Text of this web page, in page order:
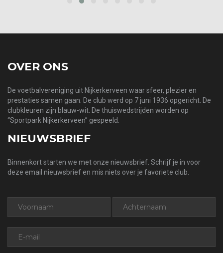
OVER ONS
De voetbalvereniging uit Nijkerkerveen waar sfeer, plezier en
prestaties samen gaan. De club werd op 7 juni 1936 opgericht. De
clubkleuren zijn blauw-wit. De thuiswedstrijden worden op
“Sportpark Nijkerkerveen” gespeeld.
NIEUWSBRIEF
Binnenkort starten we met onze nieuwsbrief. Schrijf je in voor
deze email nieuwsbrief en mis niets over je favoriete club.